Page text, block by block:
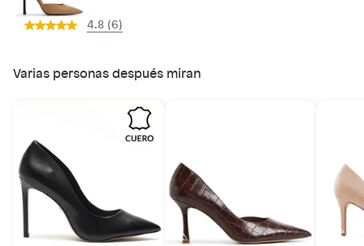
n
4.8 (6)
Varias personas después miran